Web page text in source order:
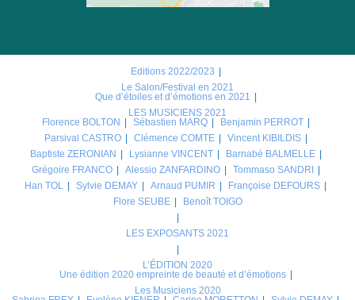
Editions 2022/2023
Le Salon/Festival en 2021
Que d’étoiles et d’émotions en 2021
LES MUSICIENS 2021
Florence BOLTON
Sébastien MARQ
Benjamin PERROT
Parsival CASTRO
Clémence COMTE
Vincent KIBILDIS
Baptiste ZERONIAN
Lysianne VINCENT
Barnabé BALMELLE
Grégoire FRANCO
Alessio ZANFARDINO
Tommaso SANDRI
Han TOL
Sylvie DEMAY Arnaud PUMIR
Françoise DEFOURS
Flore SEUBE
Benoît TOIGO
LES EXPOSANTS 2021
L’ÉDITION 2020
Une édition 2020 empreinte de beauté et d’émotions
Les Musiciens 2020